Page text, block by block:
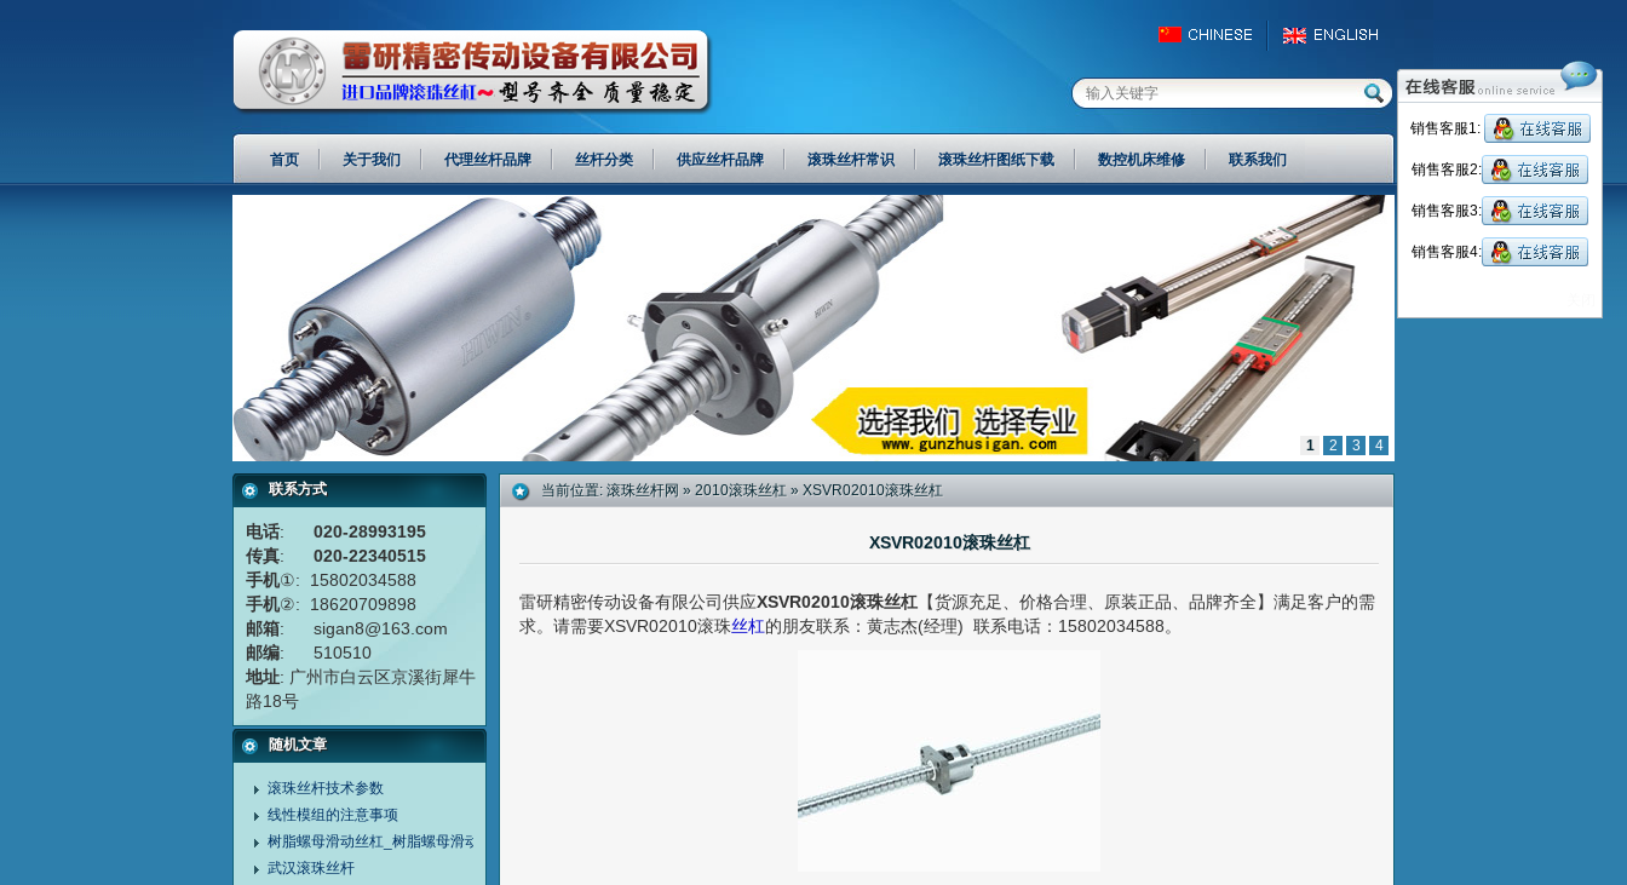
首页 关于我们 代理丝杆品牌 丝杆分类 供应丝杆品牌 滚珠丝杆常识 滚珠丝杆图纸下载 数控机床维修 联系我们
1 2 3 4
联系方式
电话: 020-28993195
传真:
020-22340515
手机①: 15802034588
手机②: 18620709898
邮箱: sigan8@163.com
邮编: 510510
地址: 广州市白云区京溪街犀牛
路18号
随机文章
滚珠丝杆技术参数
线性模组的注意事项
树脂螺母滑动丝杠_树脂螺母滑动丝杆
武汉滚珠丝杆
当前位置: 滚珠丝杆网 » 2010滚珠丝杠 » XSVR02010滚珠丝杠
XSVR02010滚珠丝杠
雷研精密传动设备有限公司供应XSVR02010滚珠丝杠 【货源充足、价格合理、原装正品、品牌齐全】满足客户的需
求。请需要XSVR02010滚珠丝杠的朋友联系：黄志杰(经理) 联系电话：15802034588。
销售客服1:
销售客服2:
销售客服3:
销售客服4: